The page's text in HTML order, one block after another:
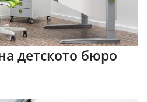
детското бюро